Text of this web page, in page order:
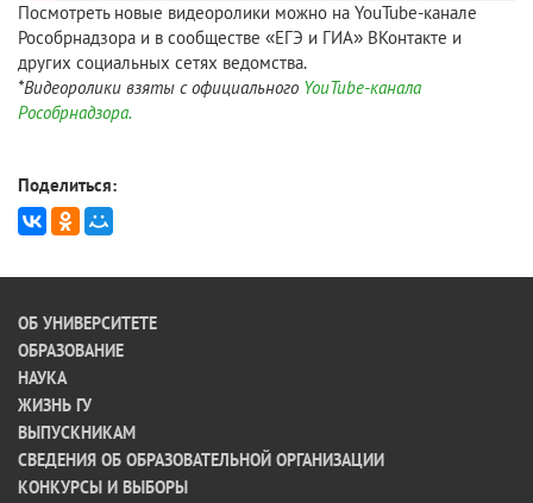
Посмотреть новые видеоролики можно на YouTube-канале
Рособрнадзора и в сообществе «ЕГЭ и ГИА» ВКонтакте и
других социальных сетях ведомства.
*Видеоролики взяты с официального YouTube-канала
Рособрнадзора.
Поделиться:
ОБ УНИВЕРСИТЕТЕ
ОБРАЗОВАНИЕ
НАУКА
ЖИЗНЬ ГУ
ВЫПУСКНИКАМ
СВЕДЕНИЯ ОБ ОБРАЗОВАТЕЛЬНОЙ ОРГАНИЗАЦИИ
КОНКУРСЫ И ВЫБОРЫ